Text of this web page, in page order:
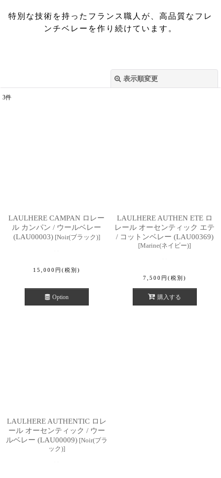
特別な技術を持ったフランス職人が、高品質なフレ
ンチベレーを作り続けています。
表示順変更
3件
LAULHERE CAMPAN ロレー
ル カンパン / ウールベレー
(LAU00003) [Noir(ブラック)]
15,000 円 (税別)
Option
LAULHERE AUTHEN ETE ロ
レール オーセンティック エテ
/ コットンベレー (LAU00369)
[Marine(ネイビー)]
7,500 円 (税別)
購入する
LAULHERE AUTHENTIC ロレ
ール オーセンティック / ウー
ルベレー (LAU00009) [Noir(ブラ
ック)]